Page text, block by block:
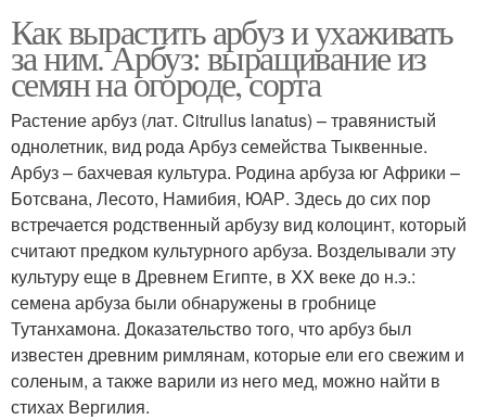
Как вырастить арбуз и ухаживать
за ним. Арбуз: выращивание из
семян на огороде, сорта
Растение арбуз (лат. Citrullus lanatus) – травянистый
однолетник, вид рода Арбуз семейства Тыквенные.
Арбуз – бахчевая культура. Родина арбуза юг Африки –
Ботсвана, Лесото, Намибия, ЮАР. Здесь до сих пор
встречается родственный арбузу вид колоцинт, который
считают предком культурного арбуза. Возделывали эту
культуру еще в Древнем Египте, в XX веке до н.э.:
семена арбуза были обнаружены в гробнице
Тутанхамона. Доказательство того, что арбуз был
известен древним римлянам, которые ели его свежим и
соленым, а также варили из него мед, можно найти в
стихах Вергилия.